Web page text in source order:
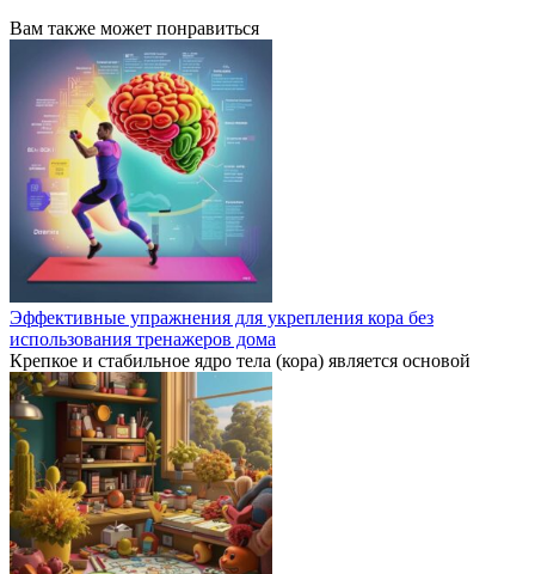
Вам также может понравиться
Эффективные упражнения для укрепления кора без
использования тренажеров дома
Крепкое и стабильное ядро тела (кора) является основой